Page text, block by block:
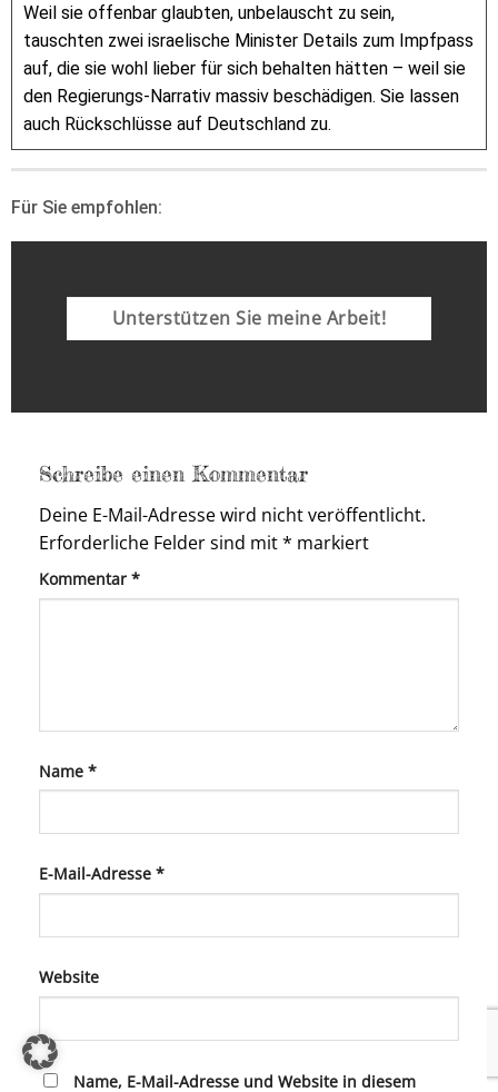
Weil sie offenbar glaubten, unbelauscht zu sein,
tauschten zwei israelische Minister Details zum Impfpass
auf, die sie wohl lieber für sich behalten hätten – weil sie
den Regierungs-Narrativ massiv beschädigen. Sie lassen
auch Rückschlüsse auf Deutschland zu.
Für Sie empfohlen:
Unterstützen Sie meine Arbeit!
Schreibe einen Kommentar
Deine E-Mail-Adresse wird nicht veröffentlicht.
Erforderliche Felder sind mit* markiert
Kommentar *
Name *
E-Mail-Adresse *
Website
Name, E-Mail-Adresse und Website in diesem